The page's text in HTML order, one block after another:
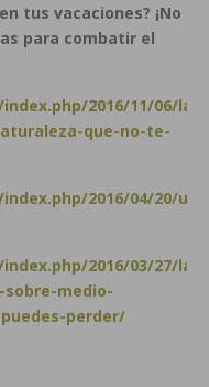
tus vacaciones? ¡No
para combatir el
2016/11/06/las-
que-no-te-
2016/04/20/
2016/03/27/las-
medio-
perder/